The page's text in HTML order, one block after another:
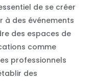
de se créer
à des événements
des espaces de
comme
professionnels
des